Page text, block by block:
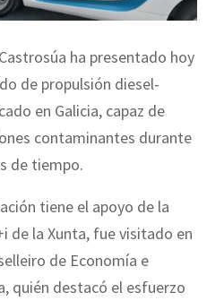
ha presentado hoy
de propulsión diesel-
en Galicia, capaz de
contaminantes durante
de tiempo.
tiene el apoyo de la
de la Xunta, fue visitado en
de Economía e
quién destacó el esfuerzo